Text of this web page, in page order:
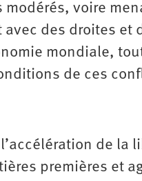
voire
des droites et
mondiale,
de ces
de la
premières et